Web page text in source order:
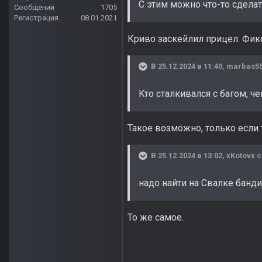
Сообщений
1705
Регистрация
08.01.2021
С этим можно что-то
Криво заскейлил прицел.
В 25.12.2024 в 11:40,
Кто сталкивался с багом,
Такое возможно, только
В 25.12.2024 в 13:02, xKotovx
надо найти на Свалке
То же самое.